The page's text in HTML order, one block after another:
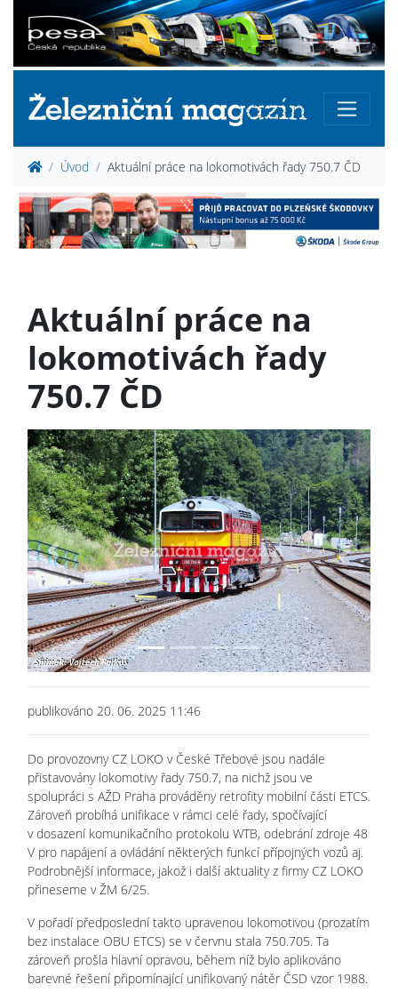
Úvod Aktuální práce na lokomotivách řady 750.7 ČD
Aktuální práce na
lokomotivách řady
750.7 ČD
Previous Next
publikováno 20. 06. 2025 11:46
Do provozovny CZ LOKO v České Třebové jsou nadále
přistavovány lokomotivy řady 750.7, na nichž jsou ve
spolupráci s AŽD Praha prováděny retrofity mobilní části ETCS.
Zároveň probíhá unifikace v rámci celé řady, spočívající
v dosazení komunikačního protokolu WTB, odebrání zdroje 48
V pro napájení a ovládání některých funkcí přípojných vozů aj.
Podrobnější informace, jakož i další aktuality z firmy CZ LOKO
přineseme v ŽM 6/25.
V pořadí předposlední takto upravenou lokomotivou (prozatím
bez instalace OBU ETCS) se v červnu stala 750.705. Ta
zároveň prošla hlavní opravou, během níž bylo aplikováno
barevné řešení připomínající unifikovaný nátěr ČSD vzor 1988.